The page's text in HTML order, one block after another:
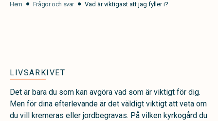
Hem Frågor och svar Vad är viktigast att jag fyller i?
LIVSARKIVET
Det är bara du som kan avgöra vad som är viktigt för dig.
Men för dina efterlevande är det väldigt viktigt att veta om
du vill kremeras eller jordbegravas. På vilken kyrkogård du